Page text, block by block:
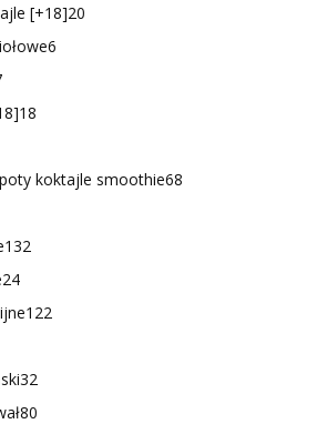
[+18]20
6
18
koktajle smoothie68
132
24
122
32
80